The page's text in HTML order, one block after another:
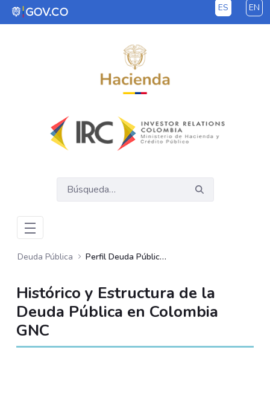
Saltar al contenido principal ES EN
Deuda Pública Perfil Deuda Pública GNC
Histórico y Estructura de la
Deuda Pública en Colombia
GNC